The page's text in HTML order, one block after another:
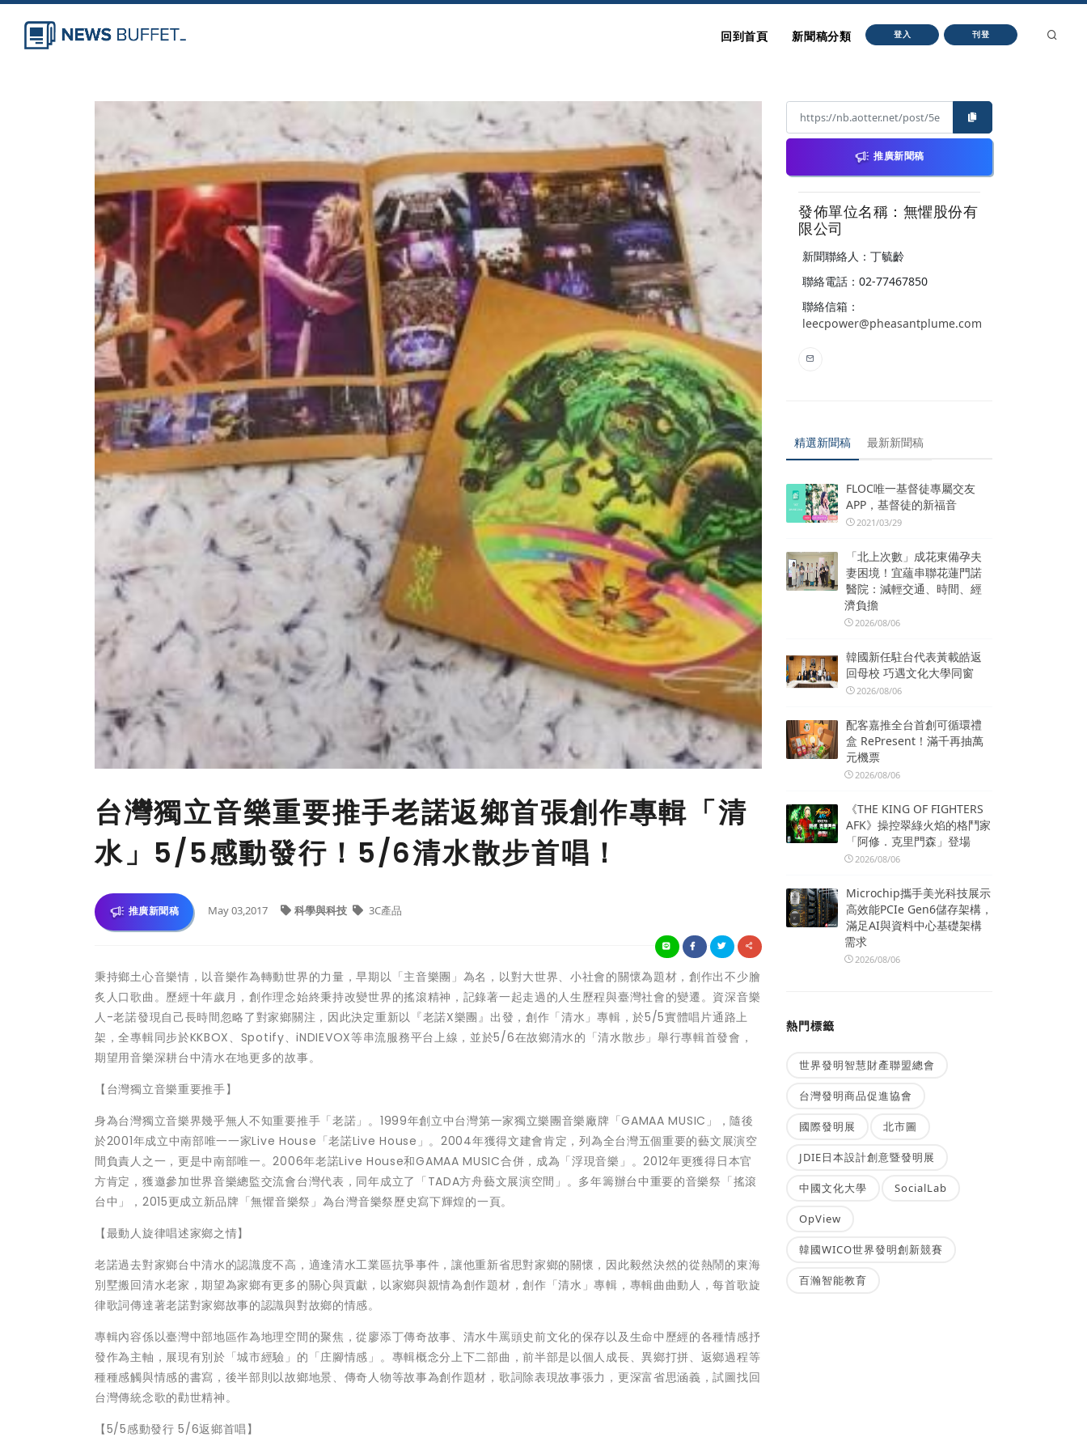
回到首頁 新聞稿分類 登入 刊登
台灣獨立音樂重要推手老諾返鄉首張創作專輯「清
水」5/5感動發行！5/6清水散步首唱！
推廣新聞稿 May 03,2017 科學與科技 3C產品
秉持鄉土心音樂情，以音樂作為轉動世界的力量，早期以「主音樂團」為名，以對大世界、小社會的關懷為題材，創作出不少膾
炙人口歌曲。歷經十年歲月，創作理念始終秉持改變世界的搖滾精神，記錄著一起走過的人生歷程與臺灣社會的變遷。資深音樂
人-老諾發現自己長時間忽略了對家鄉關注，因此決定重新以『老諾X樂團』出發，創作「清水」專輯，於5/5實體唱片通路上
架，全專輯同步於KKBOX、Spotify、iNDIEVOX等串流服務平台上線，並於5/6在故鄉清水的「清水散步」舉行專輯首發會，
期望用音樂深耕台中清水在地更多的故事。
【台灣獨立音樂重要推手】
身為台灣獨立音樂界幾乎無人不知重要推手「老諾」。1999年創立中台灣第一家獨立樂團音樂廠牌「GAMAA MUSIC」，隨後
於2001年成立中南部唯一一家Live House「老諾Live House」。2004年獲得文建會肯定，列為全台灣五個重要的藝文展演空
間負責人之一，更是中南部唯一。2006年老諾Live House和GAMAA MUSIC合併，成為「浮現音樂」。2012年更獲得日本官
方肯定，獲邀參加世界音樂總監交流會台灣代表，同年成立了「TADA方舟藝文展演空間」。多年籌辦台中重要的音樂祭「搖滾
台中」，2015更成立新品牌「無懼音樂祭」為台灣音樂祭歷史寫下輝煌的一頁。
【最動人旋律唱述家鄉之情】
老諾過去對家鄉台中清水的認識度不高，適逢清水工業區抗爭事件，讓他重新省思對家鄉的關懷，因此毅然決然的從熱鬧的東海
別墅搬回清水老家，期望為家鄉有更多的關心與貢獻，以家鄉與親情為創作題材，創作「清水」專輯，專輯曲曲動人，每首歌旋
律歌詞傳達著老諾對家鄉故事的認識與對故鄉的情感。
專輯內容係以臺灣中部地區作為地理空間的聚焦，從廖添丁傳奇故事、清水牛罵頭史前文化的保存以及生命中歷經的各種情感抒
發作為主軸，展現有別於「城市經驗」的「庄腳情感」。專輯概念分上下二部曲，前半部是以個人成長、異鄉打拼、返鄉過程等
種種感觸與情感的書寫，後半部則以故鄉地景、傳奇人物等故事為創作題材，歌詞除表現故事張力，更深富省思涵義，試圖找回
台灣傳統念歌的勸世精神。
【5/5感動發行 5/6返鄉首唱】
推廣新聞稿
發佈單位名稱：無懼股份有
限公司
新聞聯絡人：丁毓齡
聯絡電話：02-77467850
聯絡信箱：
leecpower@pheasantplume.com
精選新聞稿 最新新聞稿
FLOC唯一基督徒專屬交友
APP，基督徒的新福音
2021/03/29
「北上次數」成花東備孕夫
妻困境！宜蘊串聯花蓮門諾
醫院：減輕交通、時間、經
濟負擔
2026/08/06
韓國新任駐台代表黃載皓返
回母校 巧遇文化大學同窗
2026/08/06
配客嘉推全台首創可循環禮
盒 RePresent！滿千再抽萬
元機票
2026/08/06
《THE KING OF FIGHTERS
AFK》操控翠綠火焰的格鬥家
「阿修．克里門森」登場
2026/08/06
Microchip攜手美光科技展示
高效能PCIe Gen6儲存架構，
滿足AI與資料中心基礎架構
需求
2026/08/06
熱門標籤
世界發明智慧財產聯盟總會
台灣發明商品促進協會
國際發明展 北市圖
JDIE日本設計創意暨發明展
中國文化大學 SocialLab
OpView
韓國WICO世界發明創新競賽
百瀚智能教育